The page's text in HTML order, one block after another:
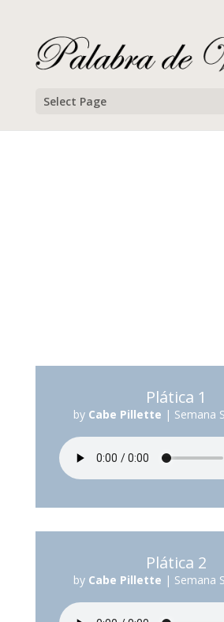
Select Page
Plática 1
by Cabe Pillette | Semana
Plática 2
by Cabe Pillette | Semana